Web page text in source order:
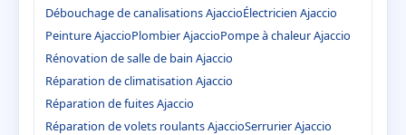
Débouchage de canalisations AjaccioÉlectricien Ajaccio
Peinture AjaccioPlombier AjaccioPompe à chaleur Ajaccio
Rénovation de salle de bain Ajaccio
Réparation de climatisation Ajaccio
Réparation de fuites Ajaccio
Réparation de volets roulants AjaccioSerrurier Ajaccio